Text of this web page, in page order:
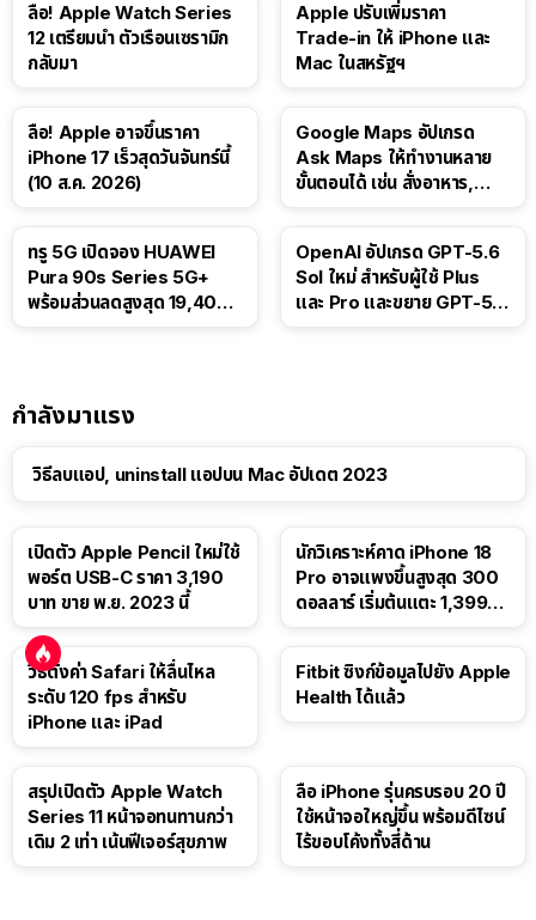
ลือ! Apple Watch Series
12 เตรียมนำ ตัวเรือนเซรามิก
กลับมา
Apple ปรับเพิ่มราคา
Trade-in ให้ iPhone และ
Mac ในสหรัฐฯ
ลือ! Apple อาจขึ้นราคา
iPhone 17 เร็วสุดวันจันทร์นี้
(10 ส.ค. 2026)
Google Maps อัปเกรด
Ask Maps ให้ทำงานหลาย
ขั้นตอนได้ เช่น สั่งอาหาร,
ทรู 5G เปิดจอง HUAWEI
Pura 90s Series 5G+
พร้อมส่วนลดสูงสุด 19,400
OpenAI อัปเกรด GPT-5.6
Sol ใหม่ สำหรับผู้ใช้ Plus
และ Pro และขยาย GPT-5.6
กำลังมาแรง
วิธีลบแอป, uninstall แอปบน Mac อัปเดต 2023
เปิดตัว Apple Pencil ใหม่ใช้
พอร์ต USB-C ราคา 3,190
บาท ขาย พ.ย. 2023 นี้
นักวิเคราะห์คาด iPhone 18
Pro อาจแพงขึ้นสูงสุด 300
ดอลลาร์ เริ่มต้นแตะ 1,399
วิธีตั้งค่า Safari ให้ลื่นไหล
ระดับ 120 fps สำหรับ
iPhone และ iPad
Fitbit ซิงก์ข้อมูลไปยัง Apple
Health ได้แล้ว
สรุปเปิดตัว Apple Watch
Series 11 หน้าจอทนทานกว่า
เดิม 2 เท่า เน้นฟีเจอร์สุขภาพ
ลือ iPhone รุ่นครบรอบ 20 ปี
ใช้หน้าจอใหญ่ขึ้น พร้อมดีไซน์
ไร้ขอบโค้งทั้งสี่ด้าน